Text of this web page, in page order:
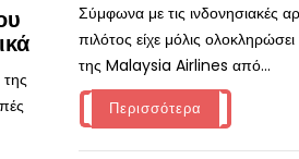
Σύμφωνα με τις ινδονησιακές
πιλότος είχε μόλις
της Malaysia Airlines από...
Περισσότερα